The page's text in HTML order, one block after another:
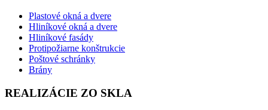
Plastové okná a dvere
Hliníkové okná a dvere
Hliníkové fasády
Protipožiarne konštrukcie
Poštové schránky
Brány
REALIZÁCIE ZO SKLA